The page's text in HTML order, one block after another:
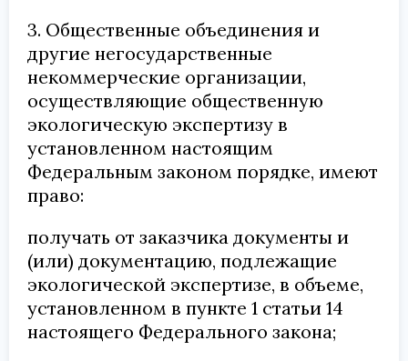
3. Общественные объединения и
другие негосударственные
некоммерческие организации,
осуществляющие общественную
экологическую экспертизу в
установленном настоящим
Федеральным законом порядке, имеют
право:
получать от заказчика документы и
(или) документацию, подлежащие
экологической экспертизе, в объеме,
установленном в пункте 1 статьи 14
настоящего Федерального закона;